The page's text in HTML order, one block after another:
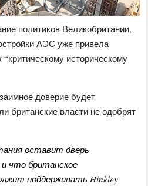
политиков Великобритании,
АЭС уже привела
историческому
доверие будет
британские власти не одобрят
оставит дверь
что британское
поддерживать Hinkley